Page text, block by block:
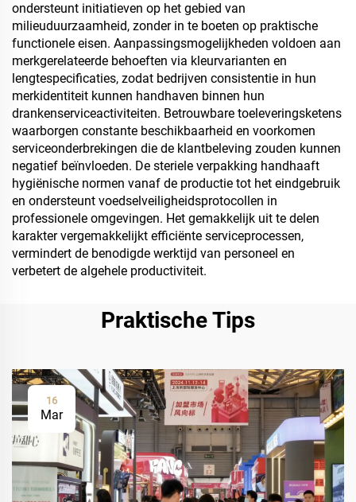
ondersteunt initiatieven op het gebied van
milieuduurzaamheid, zonder in te boeten op praktische
functionele eisen. Aanpassingsmogelijkheden voldoen aan
merkgerelateerde behoeften via kleurvarianten en
lengtespecificaties, zodat bedrijven consistentie in hun
merkidentiteit kunnen handhaven binnen hun
drankenserviceactiviteiten. Betrouwbare toeleveringsketens
waarborgen constante beschikbaarheid en voorkomen
serviceonderbrekingen die de klantbeleving zouden kunnen
negatief beïnvloeden. De steriele verpakking handhaaft
hygiënische normen vanaf de productie tot het eindgebruik
en ondersteunt voedselveiligheidsprotocollen in
professionele omgevingen. Het gemakkelijk uit te delen
karakter vergemakkelijkt efficiënte serviceprocessen,
vermindert de benodigde werktijd van personeel en
verbetert de algehele productiviteit.
Praktische Tips
16
Mar